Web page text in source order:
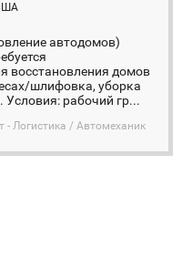
автодомов)
восстановления домов
шлифовка, уборка
рабочий гр...
- Логистика / Автомеханик